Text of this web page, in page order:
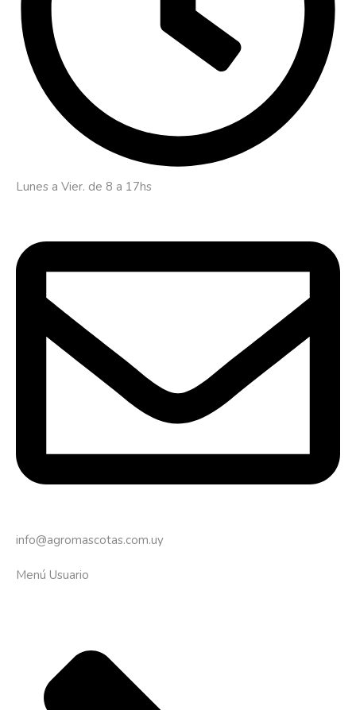
Lunes a Vier. de 8 a 17hs
info@agromascotas.com.uy
Menú Usuario